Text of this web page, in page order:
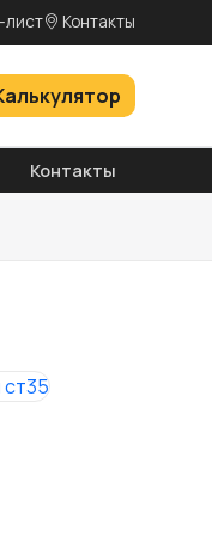
лист Контакты
Контакты